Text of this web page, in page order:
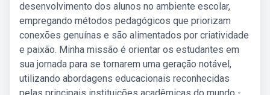
desenvolvimento dos alunos no ambiente escolar,
empregando métodos pedagógicos que priorizam
conexões genuínas e são alimentados por criatividade
e paixão. Minha missão é orientar os estudantes em
sua jornada para se tornarem uma geração notável,
utilizando abordagens educacionais reconhecidas